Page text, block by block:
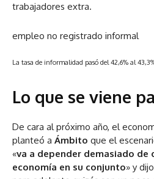
trabajadores extra.
empleo no registrado informal
La tasa de informalidad pasó del 42,6% al
Lo que se viene
De cara al próximo año, el
planteó a Ámbito que el
«va a depender demasiado de
economía en su conjunto» y